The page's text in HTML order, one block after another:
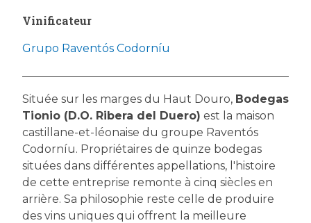
Vinificateur
Grupo Raventós Codorníu
Située sur les marges du Haut Douro, Bodegas
Tionio (D.O. Ribera del Duero) est la maison
castillane-et-léonaise du groupe Raventós
Codorníu. Propriétaires de quinze bodegas
situées dans différentes appellations, l'histoire
de cette entreprise remonte à cinq siècles en
arrière. Sa philosophie reste celle de produire
des vins uniques qui offrent la meilleure